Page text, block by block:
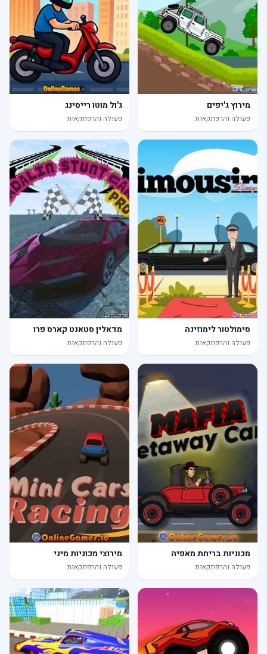
מירוץ ג'יפים
פעולה והרפתקאות
ג'ול מוטו רייסינג
פעולה והרפתקאות
סימולטור לימוזינה
פעולה והרפתקאות
מדאלין סטאנט קארס פרו
פעולה והרפתקאות
מכוניות בריחת מאפיה
פעולה והרפתקאות
מירוצי מכוניות מיני
פעולה והרפתקאות